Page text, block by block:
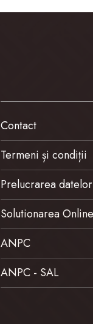
Contact
Termeni și condiții
Prelucrarea
Solutionarea
ANPC
ANPC - SAL